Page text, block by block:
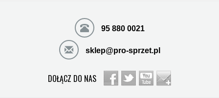
95 880 0021
sklep@pro-sprzet.pl
DOŁĄCZ DO NAS